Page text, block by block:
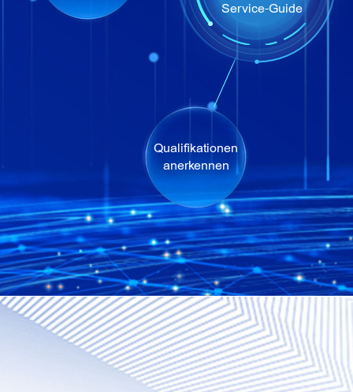
Service-Guide
Qualifikationen
anerkennen